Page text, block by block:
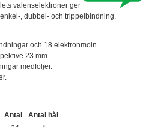
valenselektroner ger
, dubbel- och trippelbindning.
och 18 elektronmoln.
23 mm.
medföljer.
Antal
Antal hål